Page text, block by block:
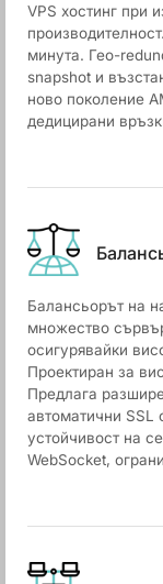
VPS хостинг при
минута. Гео-
snapshot и
ново поколение
дедицирани
Балансьорът на
множество
осигурявайки
Проектиран за
Предлага
автоматични SSL
устойчивост на
WebSocket,